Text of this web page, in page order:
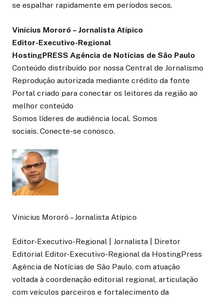
se espalhar rapidamente em períodos secos.
Vinicius Mororó – Jornalista Atípico
Editor-Executivo-Regional
HostingPRESS Agência de Notícias de São Paulo
Conteúdo distribuído por nossa Central de Jornalismo
Reprodução autorizada mediante crédito da fonte
Portal criado para conectar os leitores da região ao
melhor conteúdo
Somos líderes de audiência local. Somos
sociais. Conecte-se conosco.
Vinicius Mororó – Jornalista Atípico
Editor-Executivo-Regional | Jornalista | Diretor
Editorial Editor-Executivo-Regional da HostingPress
Agência de Notícias de São Paulo, com atuação
voltada à coordenação editorial regional, articulação
com veículos parceiros e fortalecimento da